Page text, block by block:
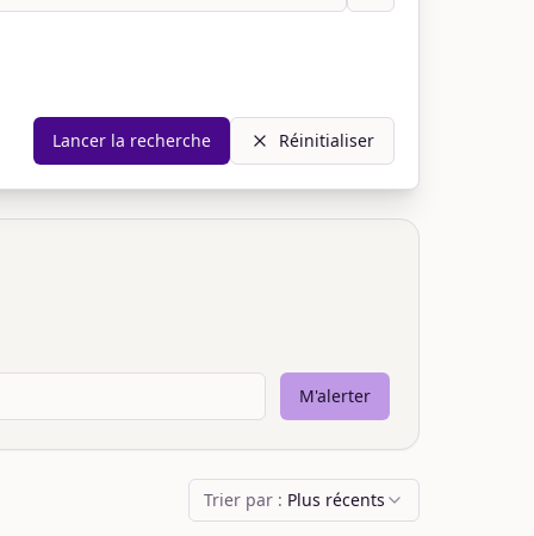
Lancer la recherche Réinitialiser
M'alerter
Trier par : Plus récents